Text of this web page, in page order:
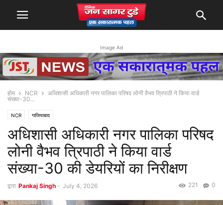
Image Ad
होम NCR
अधिशासी अधिकारी नगर पालिका परिषद लोनी वैभव त्रिपाठी ने किया वार्ड
संख्या-30...
NCR गाजियाबाद
अधिशासी अधिकारी नगर पालिका परिषद
लोनी वैभव त्रिपाठी ने किया वार्ड
संख्या-30 की डेयरियों का निरीक्षण
द्वारा Pankaj Singh - July 4, 2026 0
221